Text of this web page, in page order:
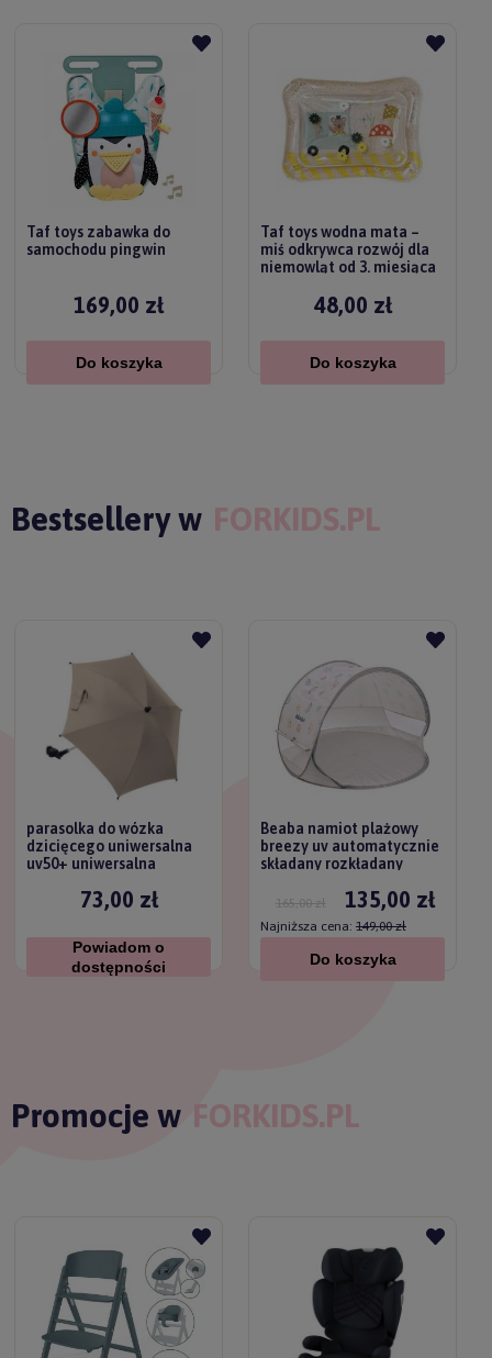
Taf toys zabawka do
samochodu pingwin
169,00 zł
Do koszyka
Taf toys wodna mata –
miś odkrywca rozwój dla
niemowląt od 3. miesiąca
48,00 zł
Do koszyka
Bestsellery w FORKIDS.PL
parasolka do wózka
dzicięcego uniwersalna
uv50+ uniwersalna
73,00 zł
Powiadom o
dostępności
Beaba namiot plażowy
breezy uv automatycznie
składany rozkładany
135,00 zł
165,00 zł
Najniższa cena: 149,00 zł
Do koszyka
Promocje w FORKIDS.PL